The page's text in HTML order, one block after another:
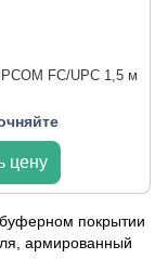
FC/UPC 1,5 м
цену
буферном покрытии
армированный